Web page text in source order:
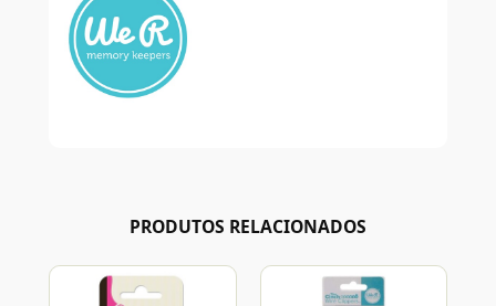
PRODUTOS RELACIONADOS